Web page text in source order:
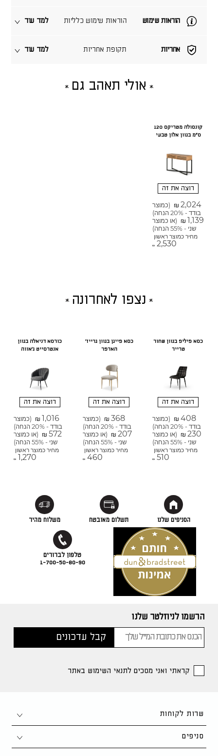
אחריות תקופת אחריות למד עוד
הוראות שימוש הוראות שימוש כלליות למד עוד
אולי תאהב גם
קונסולה מטריקס 120
ס"מ בגוון אלון טבעי
רוצה את זה
₪ 2,024
(כמוצר
בודד - 20% הנחה)
₪ 1,139
(או כמוצר
שני - 55% הנחה)
מחיר כמוצר ראשון
₪ 2,530
נצפו לאחרונה
כסא פיליפ בגוון שחור
טרייר
רוצה את זה
₪ 408
(כמוצר
בודד - 20% הנחה)
₪ 230
(או כמוצר
שני - 55% הנחה)
מחיר כמוצר ראשון
₪ 510
כסא פייגן בגוון גרייז'
הארפר
רוצה את זה
₪ 368
(כמוצר
בודד - 20% הנחה)
₪ 207
(או כמוצר
שני - 55% הנחה)
מחיר כמוצר ראשון
₪ 460
כורסא דניאלה בגוון
אנטרסייט ג'אווה
רוצה את זה
₪ 1,016
(כמוצר
בודד - 20% הנחה)
₪ 572
(או כמוצר
שני - 55% הנחה)
מחיר כמוצר ראשון
₪ 1,270
הסניפים שלנו תשלום מאובטח משלוח מהיר
1-700-50-80-90
הרשמו לניוזלטר שלנו
קראתי ואני מסכים לתנאי השימוש באתר
שרות לקוחות
צור קשר
סניפים